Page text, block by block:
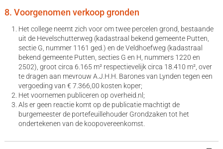
8. Voorgenomen verkoop gronden
Het college neemt zich voor om twee percelen grond, bestaande
uit de Hevelschutterweg (kadastraal bekend gemeente Putten,
sectie G, nummer 1161 ged.) en de Veldhoefweg (kadastraal
bekend gemeente Putten, secties G en H, nummers 1220 en
2502), groot circa 6.165 m² respectievelijk circa 18.410 m², over
te dragen aan mevrouw A.J.H.H. Barones van Lynden tegen een
vergoeding van € 7.366,00 kosten koper;
Het voornemen publiceren op overheid.nl;
Als er geen reactie komt op de publicatie machtigt de
burgemeester de portefeuillehouder Grondzaken tot het
ondertekenen van de koopovereenkomst.